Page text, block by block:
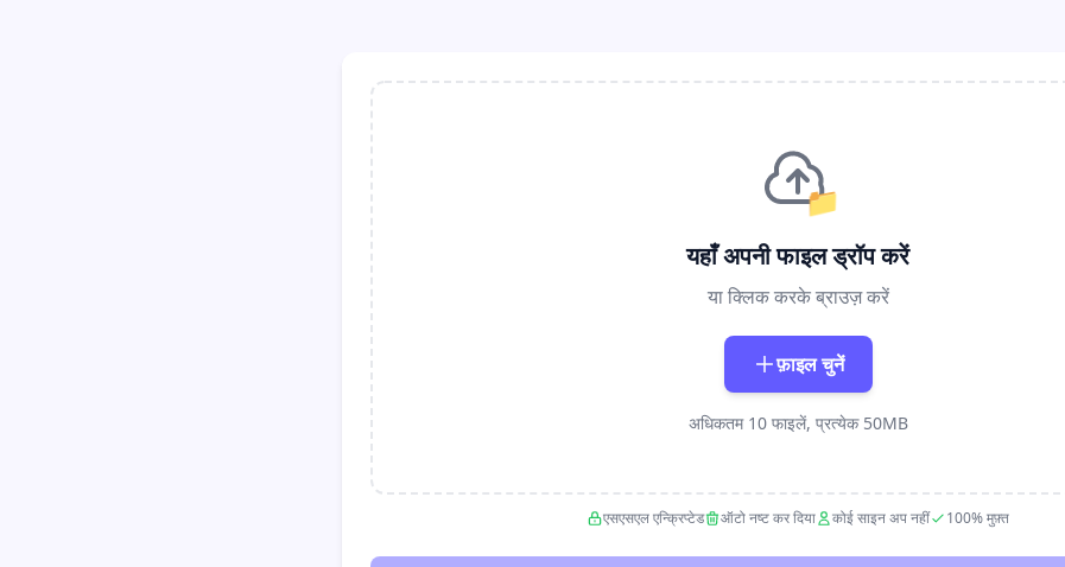
📁
यहाँ अपनी फाइल ड्रॉप करें
या क्लिक करके ब्राउज़ करें
फ़ाइल चुनें
अधिकतम 10 फाइलें, प्रत्येक 50MB
एसएसएल एन्क्रिप्टेड ऑटो नष्ट कर दिया कोई साइन अप नहीं 100% मुफ़्त